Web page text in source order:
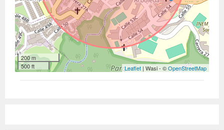
200 m
500 ft
Leaflet | Wasi - ©OpenStreetMap